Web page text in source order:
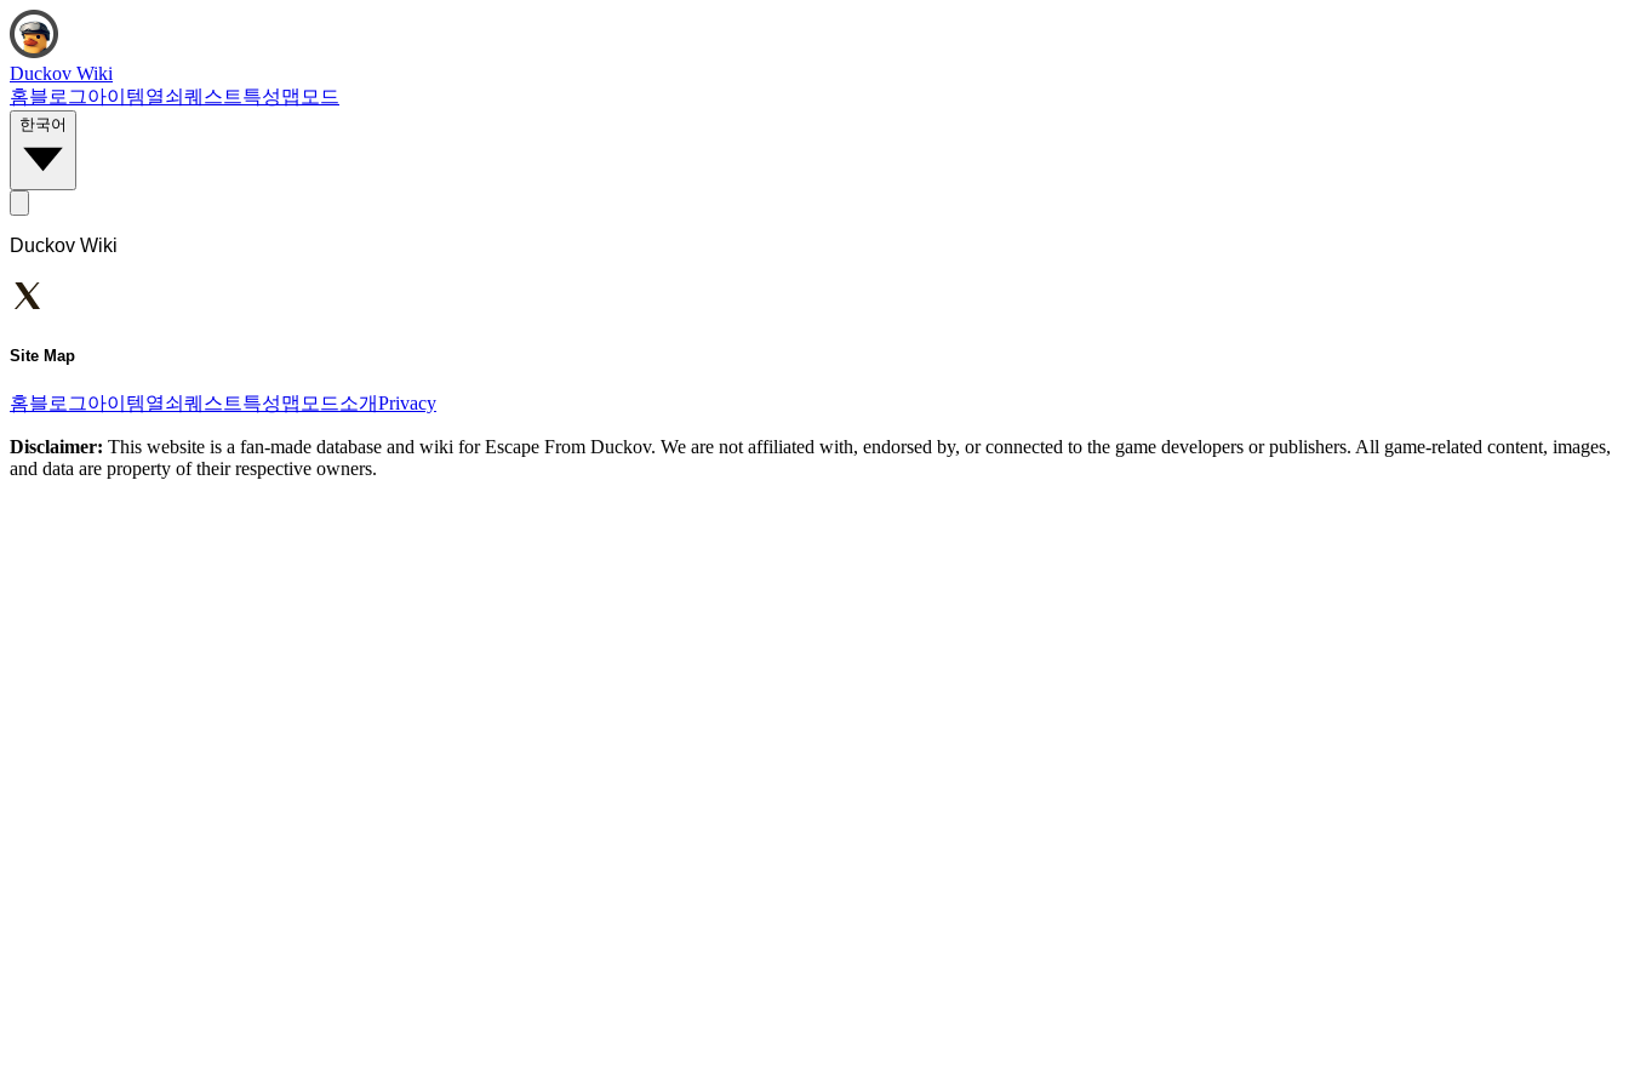
Duckov Wiki
홈블로그아이템열쇠 퀘스트특성맵 모드
한국어
Duckov Wiki
Site Map
홈블로그아이템열쇠 퀘스트특성맵 모드소개Privacy
Disclaimer: This website is a fan-made database and wiki for Escape From Duckov. We are not affiliated with, endorsed by, or connected to the game developers or publishers. All game-related content, images,
and data are property of their respective owners.